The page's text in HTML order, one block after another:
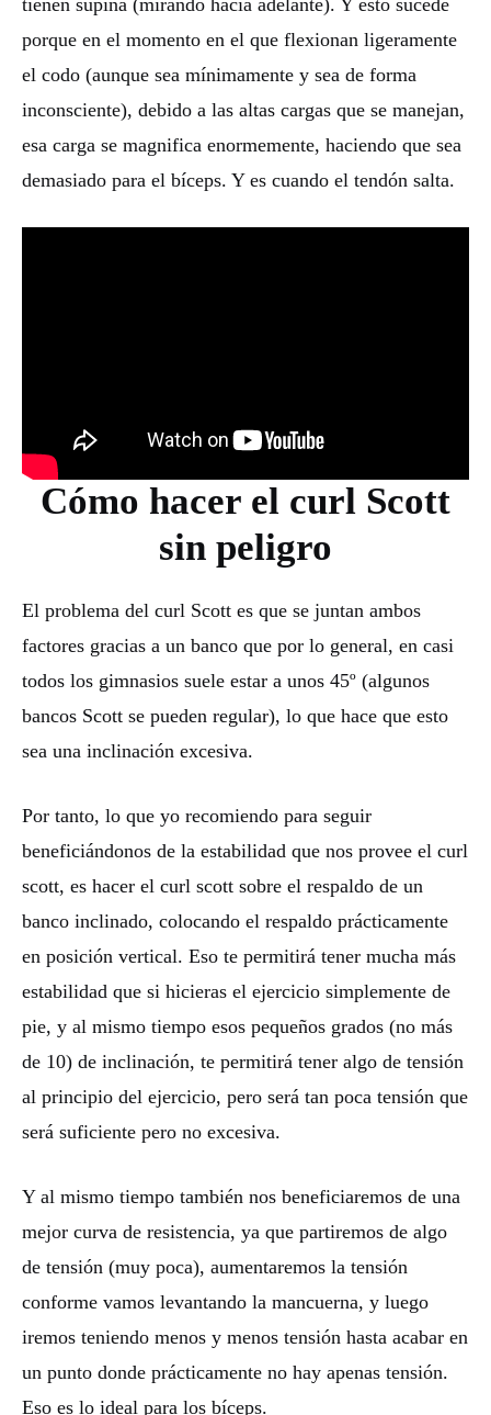
porque en el momento en el que flexionan ligeramente
el codo (aunque sea mínimamente y sea de forma
inconsciente), debido a las altas cargas que se manejan,
esa carga se magnifica enormemente, haciendo que sea
demasiado para el bíceps. Y es cuando el tendón salta.
Cómo hacer el curl Scott
sin peligro
El problema del curl Scott es que se juntan ambos
factores gracias a un banco que por lo general, en casi
todos los gimnasios suele estar a unos 45º (algunos
bancos Scott se pueden regular), lo que hace que esto
sea una inclinación excesiva.
Por tanto, lo que yo recomiendo para seguir
beneficiándonos de la estabilidad que nos provee el curl
scott, es hacer el curl scott sobre el respaldo de un
banco inclinado, colocando el respaldo prácticamente
en posición vertical. Eso te permitirá tener mucha más
estabilidad que si hicieras el ejercicio simplemente de
pie, y al mismo tiempo esos pequeños grados (no más
de 10) de inclinación, te permitirá tener algo de tensión
al principio del ejercicio, pero será tan poca tensión que
será suficiente pero no excesiva.
Y al mismo tiempo también nos beneficiaremos de una
mejor curva de resistencia, ya que partiremos de algo
de tensión (muy poca), aumentaremos la tensión
conforme vamos levantando la mancuerna, y luego
iremos teniendo menos y menos tensión hasta acabar en
un punto donde prácticamente no hay apenas tensión.
Eso es lo ideal para los bíceps.